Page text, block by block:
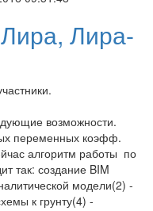
Лира-
возможности.
переменных коэфф.
алгоритм работы по
так: создание BIM
модели(2) -
к грунту(4) -